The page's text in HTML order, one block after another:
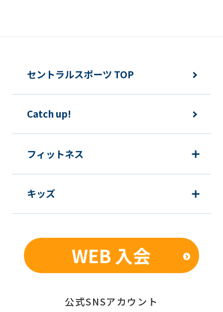
not
accurate
translation.
from
We
ask
that
fully
セントラルスポーツ TOP
Catch up!
フィットネス
キッズ
WEB 入会
公式SNSアカウント